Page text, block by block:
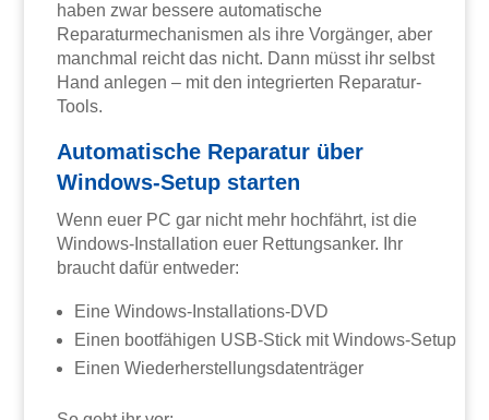
haben zwar bessere automatische
Reparaturmechanismen als ihre Vorgänger, aber
manchmal reicht das nicht. Dann müsst ihr selbst
Hand anlegen – mit den integrierten Reparatur-
Tools.
Automatische Reparatur über
Windows-Setup starten
Wenn euer PC gar nicht mehr hochfährt, ist die
Windows-Installation euer Rettungsanker. Ihr
braucht dafür entweder:
Eine Windows-Installations-DVD
Einen bootfähigen USB-Stick mit Windows-Setup
Einen Wiederherstellungsdatenträger